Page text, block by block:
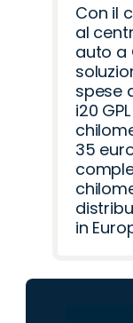
Con il
al
auto a
spese
i20
35
in